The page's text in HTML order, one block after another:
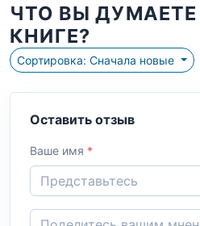
ЧТО ВЫ ДУМАЕТЕ
КНИГЕ?
Сортировка: Сначала новые
Оставить отзыв
Ваше имя *